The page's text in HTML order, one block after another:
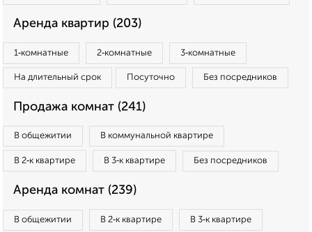
Аренда квартир (203)
1‑комнатные 2‑комнатные 3‑комнатные
На длительный срок Посуточно Без посредников
Продажа комнат (241)
В общежитии В коммунальной квартире
В 2‑к квартире В 3‑к квартире Без посредников
Аренда комнат (239)
В общежитии В 2‑к квартире В 3‑к квартире